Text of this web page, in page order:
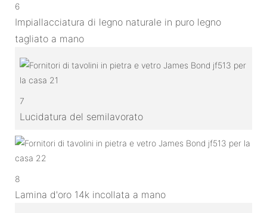
6
Impiallacciatura di legno naturale in puro legno
tagliato a mano
7
Lucidatura del semilavorato
8
Lamina d'oro 14k incollata a mano